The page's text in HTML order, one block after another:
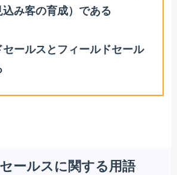
込み客の育成）である
セールスとフィールドセール
ールスに関する用語